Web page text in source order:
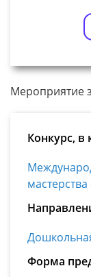
Мероприятие
Конкурс, в
Форма